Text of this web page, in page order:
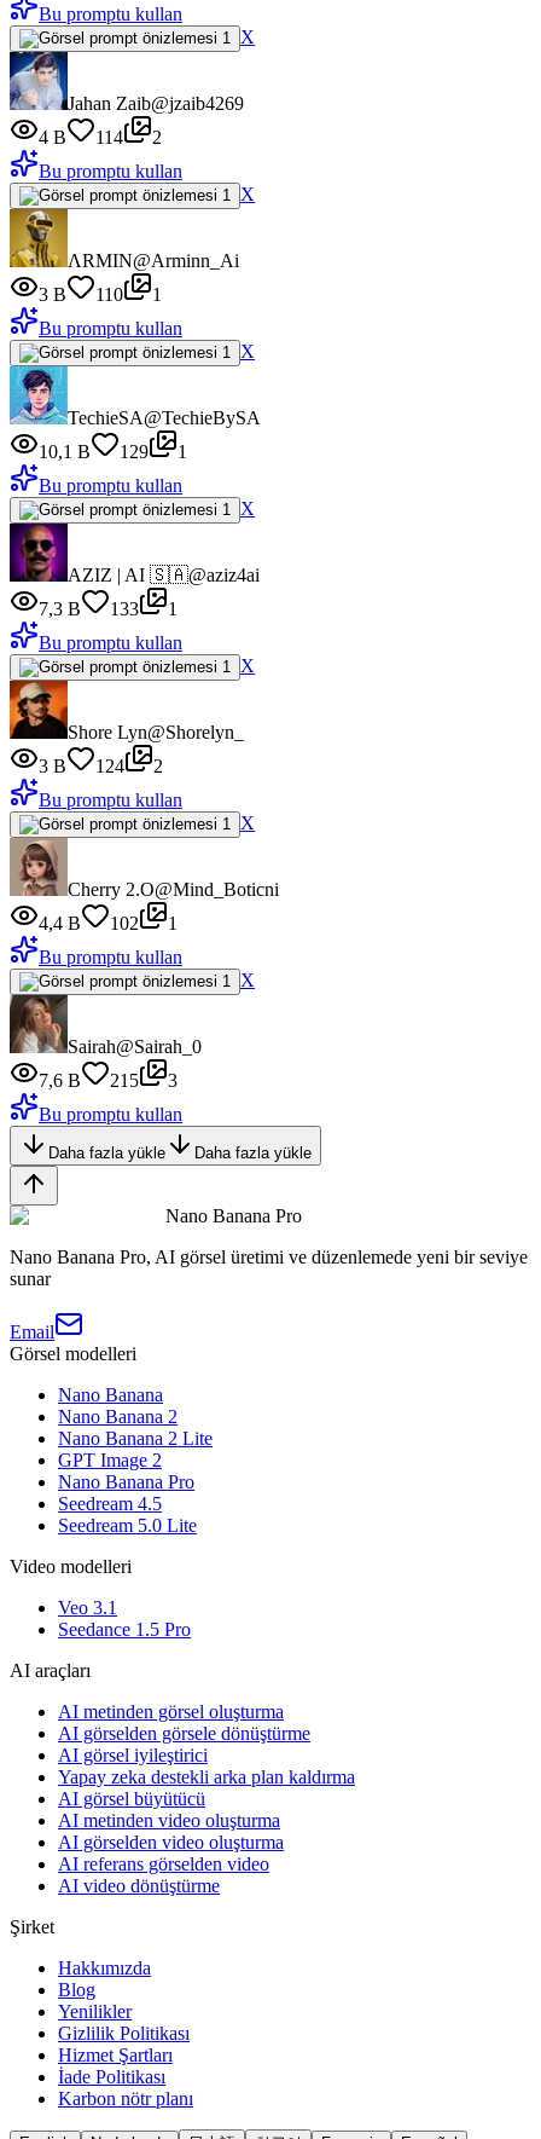
Bu promptu kullan
X
Jahan Zaib@jzaib4269
4 B
114
2
Bu promptu kullan
X
ΛRMIN@Arminn_Ai
3 B
110
1
Bu promptu kullan
X
TechieSA@TechieBySA
10,1 B
129
1
Bu promptu kullan
X
AZIZ | AI 🇸🇦@aziz4ai
7,3 B
133
1
Bu promptu kullan
X
Shore Lyn@Shorelyn_
3 B
124
2
Bu promptu kullan
X
Cherry 2.O@Mind_Boticni
4,4 B
102
1
Bu promptu kullan
X
Sairah@Sairah_0
7,6 B
215
3
Bu promptu kullan
Daha fazla yükle Daha fazla yükle
Nano Banana Pro
Nano Banana Pro, AI görsel üretimi ve düzenlemede yeni bir seviye
sunar
Email
Görsel modelleri
Nano Banana
Nano Banana 2
Nano Banana 2 Lite
GPT Image 2
Nano Banana Pro
Seedream 4.5
Seedream 5.0 Lite
Video modelleri
Veo 3.1
Seedance 1.5 Pro
AI araçları
AI metinden görsel oluşturma
AI görselden görsele dönüştürme
AI görsel iyileştirici
Yapay zeka destekli arka plan kaldırma
AI görsel büyütücü
AI metinden video oluşturma
AI görselden video oluşturma
AI referans görselden video
AI video dönüştürme
Şirket
Hakkımızda
Blog
Yenilikler
Gizlilik Politikası
Hizmet Şartları
İade Politikası
Karbon nötr planı